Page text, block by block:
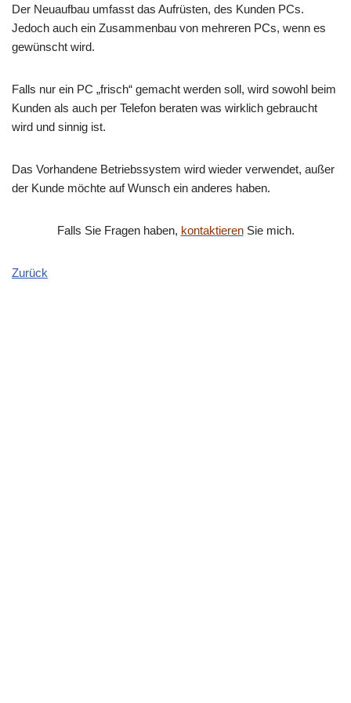
Der Neuaufbau umfasst das Aufrüsten, des Kunden PCs.
Jedoch auch ein Zusammenbau von mehreren PCs, wenn es
gewünscht wird.
Falls nur ein PC „frisch“ gemacht werden soll, wird sowohl beim
Kunden als auch per Telefon beraten was wirklich gebraucht
wird und sinnig ist.
Das Vorhandene Betriebssystem wird wieder verwendet, außer
der Kunde möchte auf Wunsch ein anderes haben.
Falls Sie Fragen haben, kontaktierenSie mich.
Zurück